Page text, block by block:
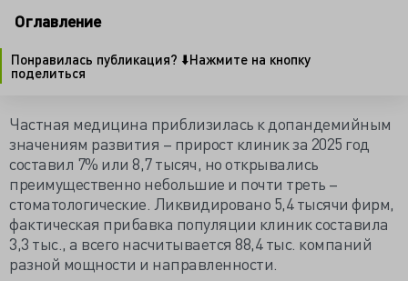
Оглавление
Понравилась публикация? ⬇️Нажмите на кнопку
поделиться
Частная медицина приблизилась к допандемийным
значениям развития – прирост клиник за 2025 год
составил 7% или 8,7 тысяч, но открывались
преимущественно небольшие и почти треть –
стоматологические. Ликвидировано 5,4 тысячи фирм,
фактическая прибавка популяции клиник составила
3,3 тыс., а всего насчитывается 88,4 тыс. компаний
разной мощности и направленности.